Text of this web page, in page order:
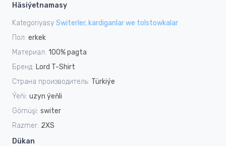
Häsiýetnamasy
Kategoriyasy Switerler, kardiganlar we tolstowkalar
Пол: erkek
Материал: 100% pagta
Бренд: Lord T-Shirt
Страна производитель: Türkiýe
Ýeňi: uzyn ýeňli
Görnüşi: switer
Razmer: 2XS
Dükan